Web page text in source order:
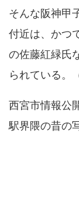
そんな阪神甲
付近は、かつ
の佐藤紅緑氏
られている。
西宮市情報公
駅界隈の昔の